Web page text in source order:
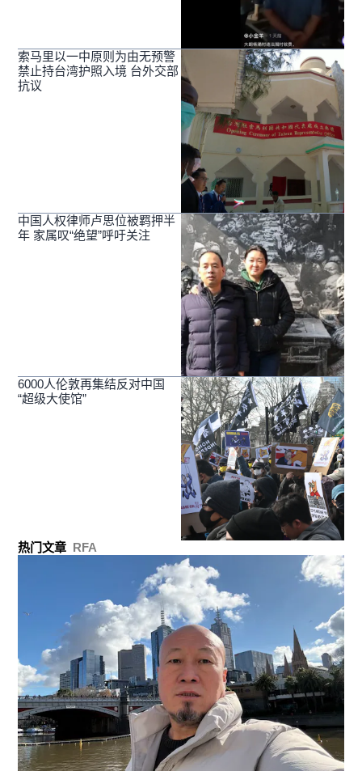
索马里以一中原则为由无预警
禁止持台湾护照入境 台外交部
抗议
中国人权律师卢思位被羁押半
年 家属叹“绝望”呼吁关注
6000人伦敦再集结反对中国
“超级大使馆”
热门文章 RFA